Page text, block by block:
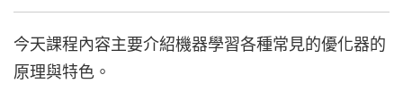
今天課程內容主要介紹機器學習各種常見的優化器的
原理與特色 。